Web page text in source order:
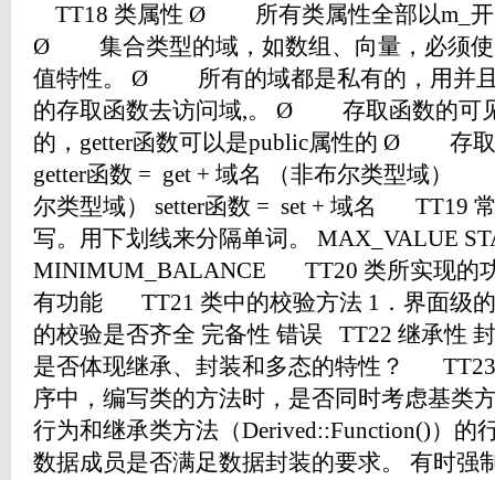
TT18 类属性 Ø 所有类属性全部以m_开
Ø 集合类型的域，如数组、向量，必须使
值特性。 Ø 所有的域都是私有的，用并且
的存取函数去访问域,。 Ø 存取函数的可见
的，getter函数可以是public属性的 Ø 存取
getter函数 = get + 域名 （非布尔类
尔类型域） setter函数 = set + 域名 TT19
写。用下划线来分隔单词。 MAX_VALUE
MINIMUM_BALANCE TT20 类所实现的
有功能 TT21 类中的校验方法 1．界面级
的校验是否齐全 完备性 错误 TT22 继承性
是否体现继承、封装和多态的特性？ TT23
序中，编写类的方法时，是否同时考虑基类
行为和继承类方法（Derived::Function()）
数据成员是否满足数据封装的要求。 有时强